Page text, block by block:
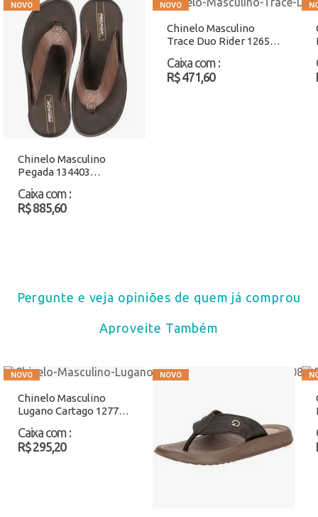
Chinelo Masculino
Pegada 134403
Caixa com :
R$ 885,60
Chinelo Masculino
Trace Duo Rider 12650
Caixa com :
R$ 471,60
Pergunte e veja opiniões de quem já comprou
Aproveite Também
Chinelo Masculino
Lugano Cartago 12777
Caixa com :
R$ 295,20